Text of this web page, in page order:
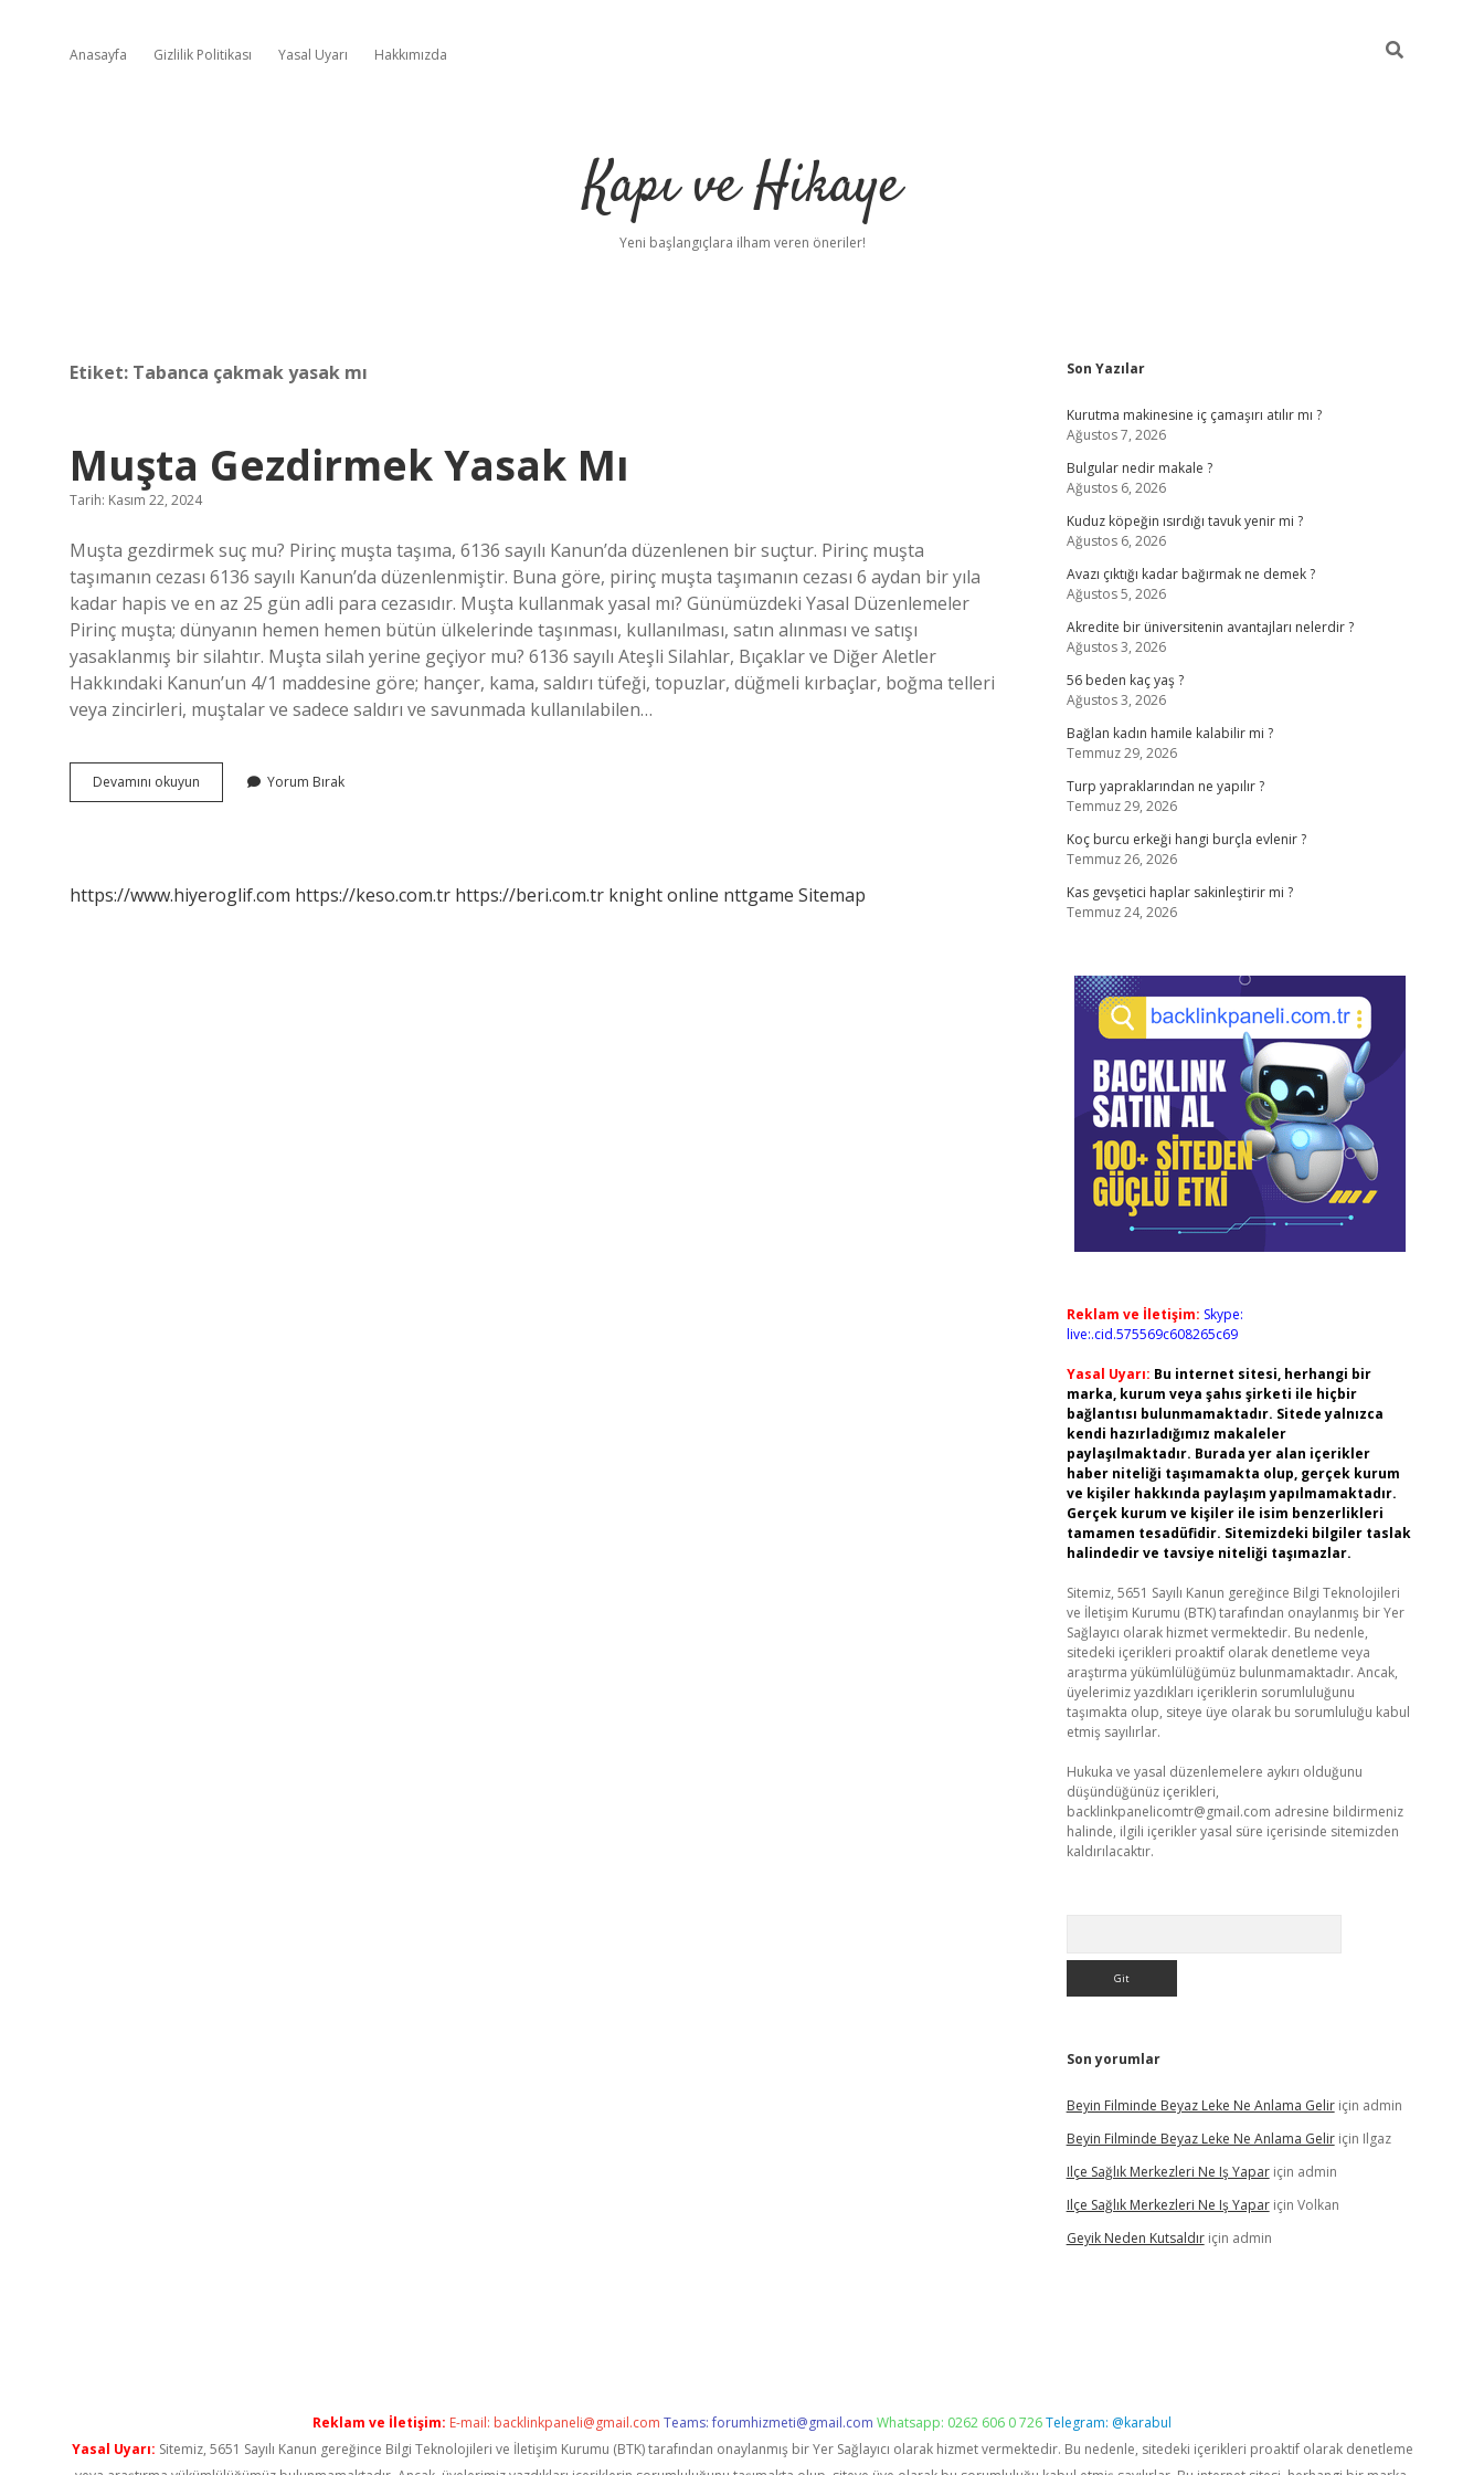
Anasayfa Gizlilik Politikası Yasal Uyarı Hakkımızda
Kapı ve Hikaye
Yeni başlangıçlara ilham veren öneriler!
Etiket: Tabanca çakmak yasak mı
Muşta Gezdirmek Yasak Mı
Tarih: Kasım 22, 2024
Muşta gezdirmek suç mu? Pirinç muşta taşıma, 6136 sayılı Kanun’da düzenlenen bir suçtur. Pirinç muşta
taşımanın cezası 6136 sayılı Kanun’da düzenlenmiştir. Buna göre, pirinç muşta taşımanın cezası 6 aydan bir yıla
kadar hapis ve en az 25 gün adli para cezasıdır. Muşta kullanmak yasal mı? Günümüzdeki Yasal Düzenlemeler
Pirinç muşta; dünyanın hemen hemen bütün ülkelerinde taşınması, kullanılması, satın alınması ve satışı
yasaklanmış bir silahtır. Muşta silah yerine geçiyor mu? 6136 sayılı Ateşli Silahlar, Bıçaklar ve Diğer Aletler
Hakkındaki Kanun’un 4/1 maddesine göre; hançer, kama, saldırı tüfeği, topuzlar, düğmeli kırbaçlar, boğma telleri
veya zincirleri, muştalar ve sadece saldırı ve savunmada kullanılabilen…
Devamını okuyun
Gezdirmek
Yorum Bırak
https://www.hiyeroglif.com https://keso.com.tr https://beri.com.tr knight online nttgame Sitemap
Sidebar
Son Yazılar
Kurutma makinesine iç çamaşırı atılır mı ?
Ağustos 7, 2026
Bulgular nedir makale ?
Ağustos 6, 2026
Kuduz köpeğin ısırdığı tavuk yenir mi ?
Ağustos 6, 2026
Avazı çıktığı kadar bağırmak ne demek ?
Ağustos 5, 2026
Akredite bir üniversitenin avantajları nelerdir ?
Ağustos 3, 2026
56 beden kaç yaş ?
Ağustos 3, 2026
Bağlan kadın hamile kalabilir mi ?
Temmuz 29, 2026
Turp yapraklarından ne yapılır ?
Temmuz 29, 2026
Koç burcu erkeği hangi burçla evlenir ?
Temmuz 26, 2026
Kas gevşetici haplar sakinleştirir mi ?
Temmuz 24, 2026
Reklam ve İletişim: Skype:
live:.cid.575569c608265c69
Yasal Uyarı: Bu internet sitesi, herhangi bir
marka, kurum veya şahıs şirketi ile hiçbir
bağlantısı bulunmamaktadır. Sitede yalnızca
kendi hazırladığımız makaleler
paylaşılmaktadır. Burada yer alan içerikler
haber niteliği taşımamakta olup, gerçek kurum
ve kişiler hakkında paylaşım yapılmamaktadır.
Gerçek kurum ve kişiler ile isim benzerlikleri
tamamen tesadüfidir. Sitemizdeki bilgiler taslak
halindedir ve tavsiye niteliği taşımazlar.
Sitemiz, 5651 Sayılı Kanun gereğince Bilgi Teknolojileri
ve İletişim Kurumu (BTK) tarafından onaylanmış bir Yer
Sağlayıcı olarak hizmet vermektedir. Bu nedenle,
sitedeki içerikleri proaktif olarak denetleme veya
araştırma yükümlülüğümüz bulunmamaktadır. Ancak,
üyelerimiz yazdıkları içeriklerin sorumluluğunu
taşımakta olup, siteye üye olarak bu sorumluluğu kabul
etmiş sayılırlar.
Hukuka ve yasal düzenlemelere aykırı olduğunu
düşündüğünüz içerikleri,
backlinkpanelicomtr@gmail.com adresine bildirmeniz
halinde, ilgili içerikler yasal süre içerisinde sitemizden
kaldırılacaktır.
Son yorumlar
Beyin Filminde Beyaz Leke Ne Anlama Geliriçin admin
Beyin Filminde Beyaz Leke Ne Anlama Geliriçin Ilgaz
Ilçe Sağlık Merkezleri Ne Iş Yapariçin admin
Ilçe Sağlık Merkezleri Ne Iş Yapariçin Volkan
Geyik Neden Kutsaldıriçin admin
Reklam ve İletişim: E-mail: backlinkpaneli@gmail.com Teams:forumhizmeti@gmail.com Whatsapp: 0262 606 0 726Telegram: @karabul
Yasal Uyarı: Sitemiz, 5651 Sayılı Kanun gereğince Bilgi Teknolojileri ve İletişim Kurumu (BTK) tarafından onaylanmış bir Yer Sağlayıcı olarak hizmet vermektedir. Bu nedenle, sitedeki içerikleri proaktif olarak denetleme